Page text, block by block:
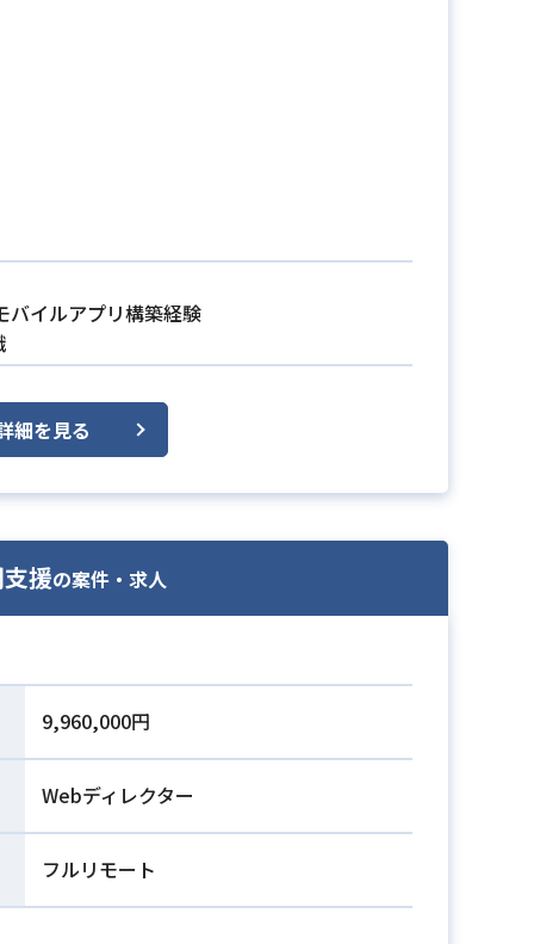
バイルアプリ構築経験
細を見る
援の案件・求人
9,960,000円
Webディレクター
フルリモート